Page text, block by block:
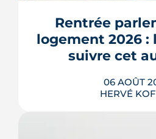
Rentrée
logement 2026 :
suivre cet
06 AOÛT
HERVÉ